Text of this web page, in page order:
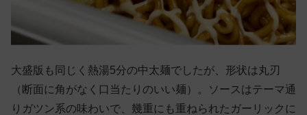
大盛版も同じく熱湯5分の中太麺でしたが、形状は丸刃
（断面に角がなく口当たりのいい麺）。ソースはテーマ通
りガツン系の味わいで、幾重にも重ねられたガーリックに